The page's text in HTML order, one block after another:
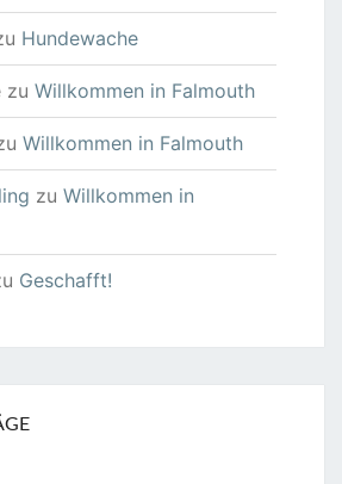
Hundewache
zu Willkommen in Falmouth
Willkommen in Falmouth
zu Willkommen in
Geschafft!